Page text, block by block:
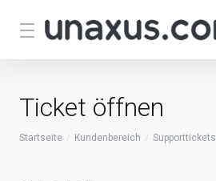
Ticket öffnen
Startseite Kundenbereich Supporttickets